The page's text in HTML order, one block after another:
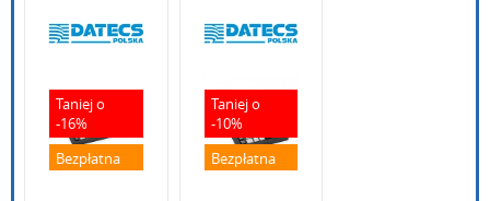
pobierz
Instrukcja quick start fiskalnego terminala
pospay-online---instrukcja-obslugi-do-aplikacji-
1.1.pdf
Instrukcja obsługi do aplikacji fiskalnego
płatniczym
Taniej o
-16%
Bezpłatna
Taniej o
-10%
Bezpłatna